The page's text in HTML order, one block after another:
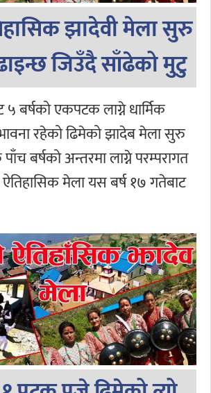
झादेवी मेला सुरु
जिउँदै साँढेको मुटु
बर्षको एकपटक लाग्ने धार्मिक
रहेको ढिमेको झादेब मेला सुरु
बर्षको अन्तरमा लाग्ने परम्परागत
मेला यस बर्ष १७ गतेबाट